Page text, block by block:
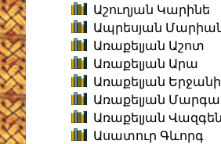
Աշուղյան Կարինե
Ապրեսյան
Առաքելյան Աշոտ
Առաքելյան Արա
Առաքելյան
Առաքելյան
Առաքելյան Վազգեն
Ասատուր Գևորգ